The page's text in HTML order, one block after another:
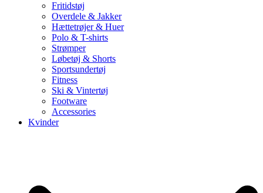
Fritidstøj
Overdele & Jakker
Hættetrøjer & Huer
Polo & T-shirts
Strømper
Løbetøj & Shorts
Sportsundertøj
Fitness
Ski & Vintertøj
Footware
Accessories
Kvinder